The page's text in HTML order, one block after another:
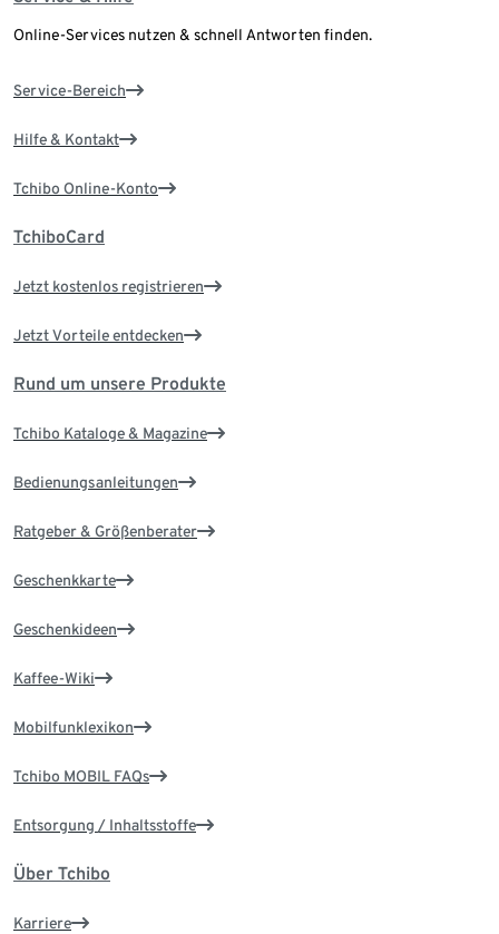
Online-Services nutzen & schnell Antworten finden.
Service-Bereich
Hilfe & Kontakt
Tchibo Online-Konto
TchiboCard
Jetzt kostenlos registrieren
Jetzt Vorteile entdecken
Rund um unsere Produkte
Tchibo Kataloge & Magazine
Bedienungsanleitungen
Ratgeber & Größenberater
Geschenkkarte
Geschenkideen
Kaffee-Wiki
Mobilfunklexikon
Tchibo MOBIL FAQs
Entsorgung / Inhaltsstoffe
Über Tchibo
Karriere